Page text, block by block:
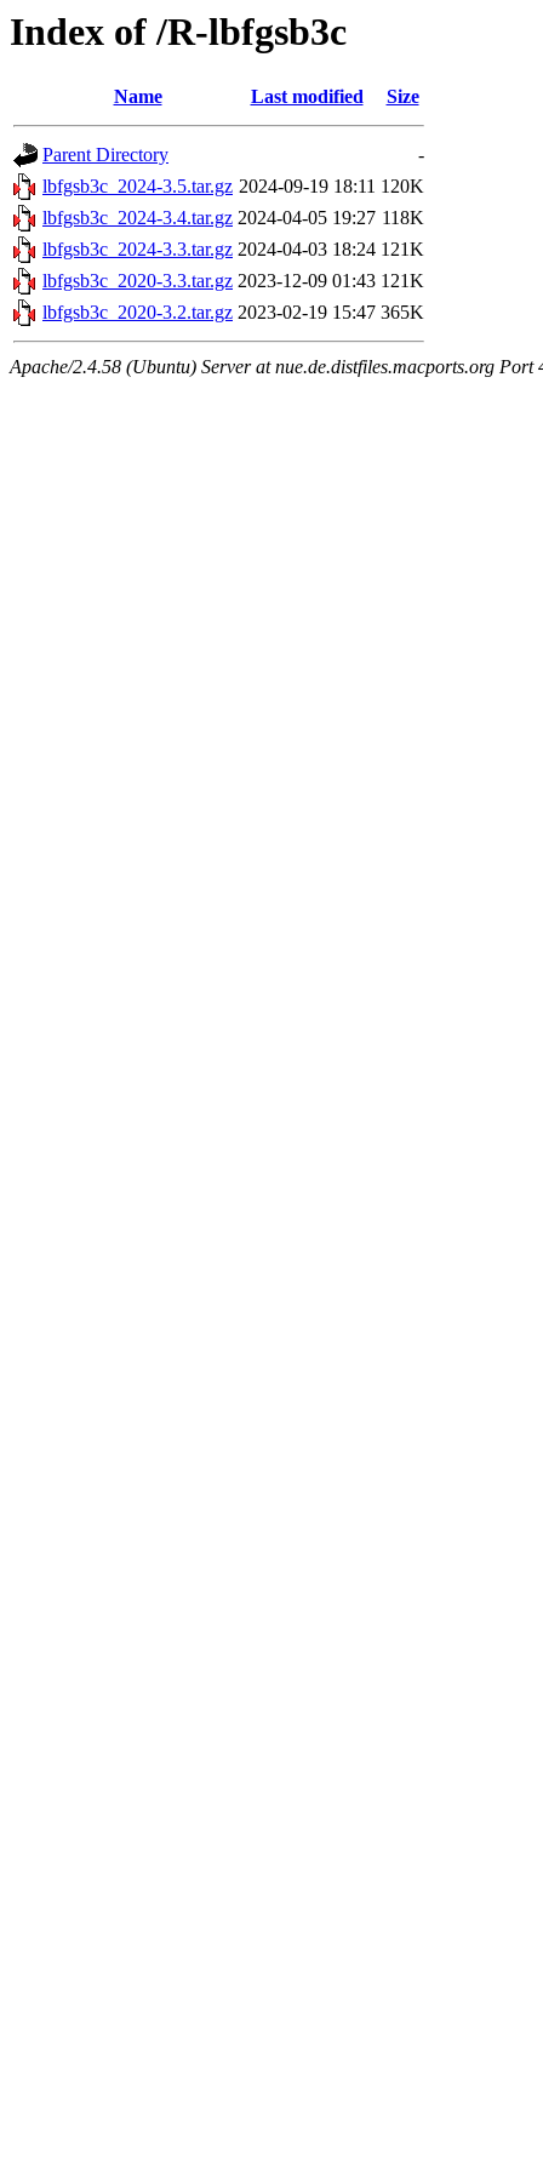
Index of /R-lbfgsb3c
Name Last modified Size
Parent Directory
-
lbfgsb3c_2024-3.5.tar.gz 2024-09-19 18:11 120K
lbfgsb3c_2024-3.4.tar.gz 2024-04-05 19:27 118K
lbfgsb3c_2024-3.3.tar.gz 2024-04-03 18:24 121K
lbfgsb3c_2020-3.3.tar.gz 2023-12-09 01:43 121K
lbfgsb3c_2020-3.2.tar.gz 2023-02-19 15:47 365K
Apache/2.4.58 (Ubuntu) Server at nue.de.distfiles.macports.org Port